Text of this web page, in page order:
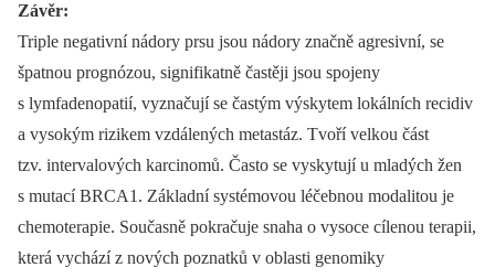
Závěr:
Triple negativní nádory prsu jsou nádory značně agresivní, se
špatnou prognózou, signifikatně častěji jsou spojeny
s lymfadenopatií, vyznačují se častým výskytem lokálních recidiv
a vysokým rizikem vzdálených metastáz. Tvoří velkou část
tzv. intervalových karcinomů. Často se vyskytují u mladých žen
s mutací BRCA1. Základní systémovou léčebnou modalitou je
chemoterapie. Současně pokračuje snaha o vysoce cílenou terapii,
která vychází z nových poznatků v oblasti genomiky